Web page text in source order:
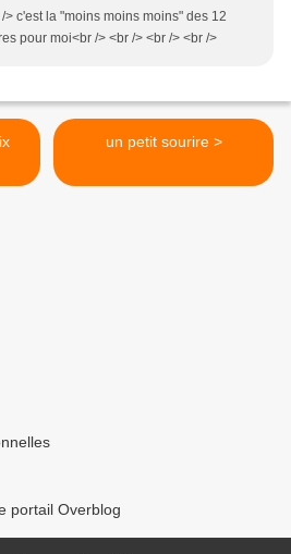
> c'est la "moins moins moins" des 12
pour moi<br /> <br /> <br /> <br />
un petit sourire >
portail Overblog